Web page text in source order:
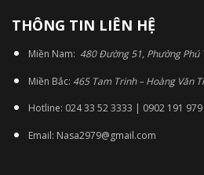
THÔNG TIN LIÊN HỆ
Miền Nam: 480 Đường 51, Phường Phú
Miền Bắc: 465 Tam Trinh – Hoàng Văn
Hotline: 024 33 52 3333 | 0902 191 979
Email: Nasa2979@gmail.com